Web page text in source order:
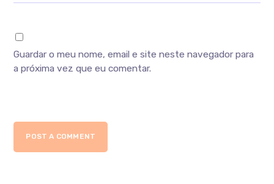
Guardar o meu nome, email e site neste navegador para
a próxima vez que eu comentar.
POST A COMMENT